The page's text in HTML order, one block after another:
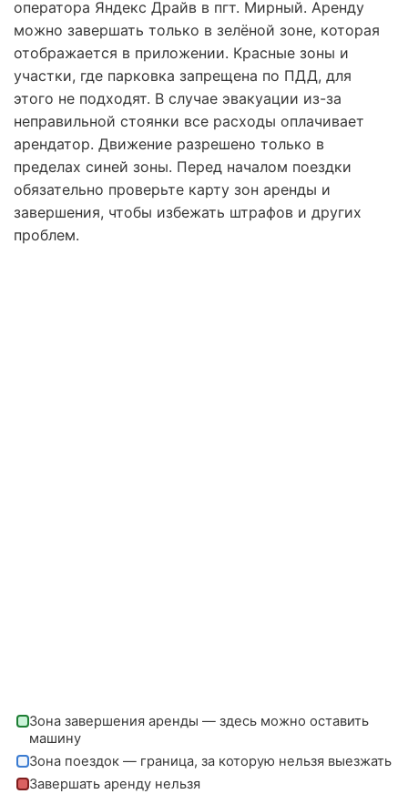
оператора Яндекс Драйв в пгт. Мирный. Аренду
можно завершать только в зелёной зоне, которая
отображается в приложении. Красные зоны и
участки, где парковка запрещена по ПДД, для
этого не подходят. В случае эвакуации из-за
неправильной стоянки все расходы оплачивает
арендатор. Движение разрешено только в
пределах синей зоны. Перед началом поездки
обязательно проверьте карту зон аренды и
завершения, чтобы избежать штрафов и других
проблем.
Зона завершения аренды — здесь можно оставить
машину
Зона поездок — граница, за которую нельзя выезжать
Завершать аренду нельзя